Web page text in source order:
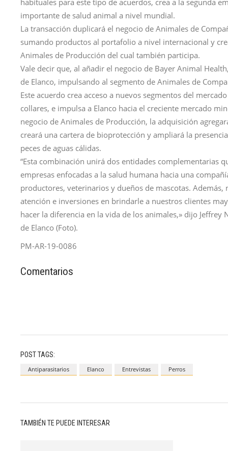
habituales para este tipo de acuerdos, crea a la segunda
importante de salud animal a nivel mundial.
La transacción duplicará el negocio de Animales de
sumando productos al portafolio a nivel internacional y
Animales de Producción del cual también participa.
Vale decir que, al añadir el negocio de Bayer Animal
de Elanco, impulsando al segmento de Animales de
Este acuerdo crea acceso a nuevos segmentos del
collares, e impulsa a Elanco hacia el creciente mercado
negocio de Animales de Producción, la adquisición
creará una cartera de bioprotección y ampliará la
peces de aguas cálidas.
“Esta combinación unirá dos entidades complementarias
empresas enfocadas a la salud humana hacia una
productores, veterinarios y dueños de mascotas.
atención e inversiones en brindarle a nuestros clientes
hacer la diferencia en la vida de los animales,» dijo
de Elanco (Foto).
PM-AR-19-0086
Comentarios
POST TAGS:
Antiparasitarios Elanco Entrevistas Perros
TAMBIÉN TE PUEDE INTERESAR